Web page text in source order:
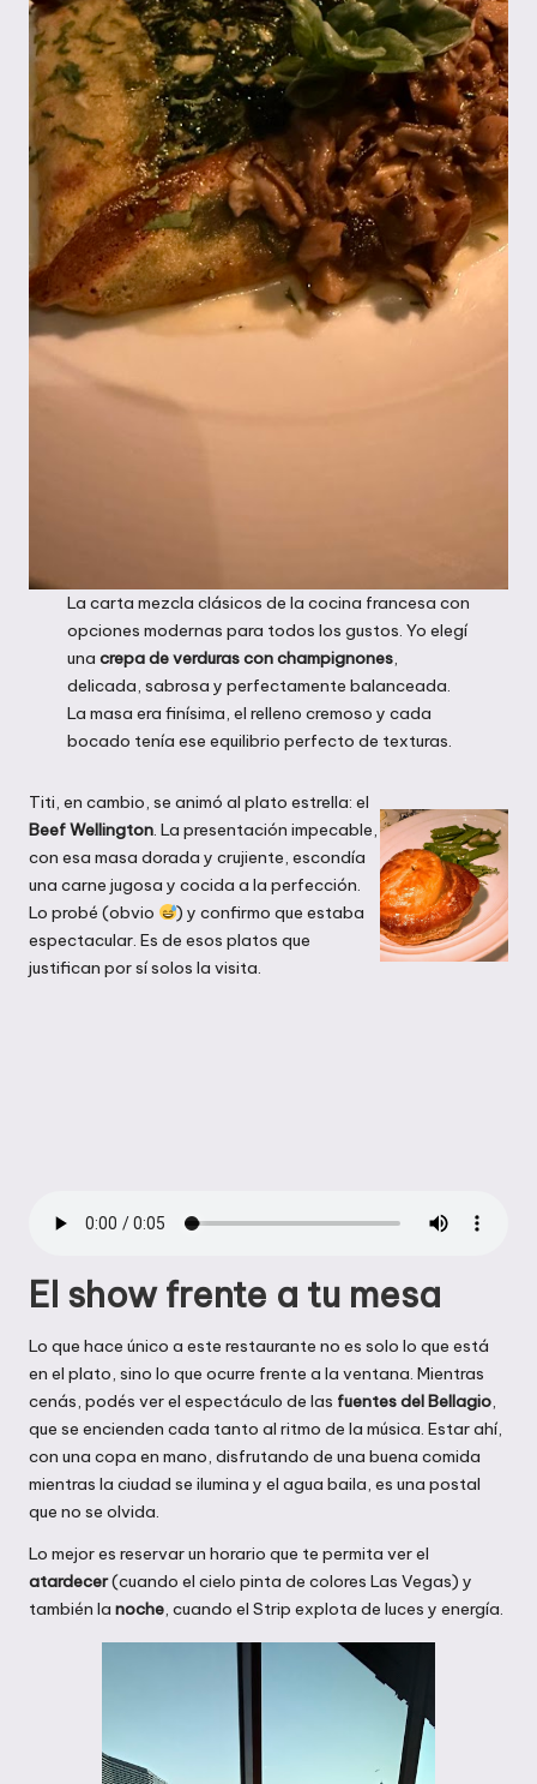
La carta mezcla clásicos de la cocina francesa con
opciones modernas para todos los gustos. Yo elegí
una crepa de verduras con champignones,
delicada, sabrosa y perfectamente balanceada.
La masa era finísima, el relleno cremoso y cada
bocado tenía ese equilibrio perfecto de texturas.
Titi, en cambio, se animó al plato estrella: el
Beef Wellington. La presentación impecable,
con esa masa dorada y crujiente, escondía
una carne jugosa y cocida a la perfección.
Lo probé (obvio
) y confirmo que estaba
espectacular. Es de esos platos que
justifican por sí solos la visita.
El show frente a tu mesa
Lo que hace único a este restaurante no es solo lo que está
en el plato, sino lo que ocurre frente a la ventana. Mientras
cenás, podés ver el espectáculo de las fuentes del Bellagio,
que se encienden cada tanto al ritmo de la música. Estar ahí,
con una copa en mano, disfrutando de una buena comida
mientras la ciudad se ilumina y el agua baila, es una postal
que no se olvida.
Lo mejor es reservar un horario que te permita ver el
atardecer(cuando el cielo pinta de colores Las Vegas) y
también la noche, cuando el Strip explota de luces y energía.